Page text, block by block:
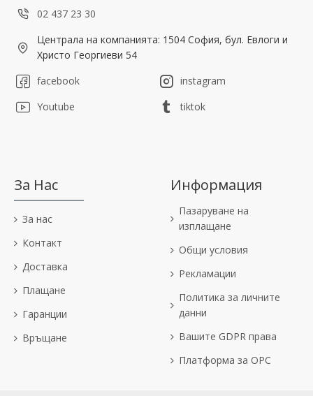
02 437 23 30
Централа на компанията: 1504 София, бул. Евлоги и
Христо Георгиеви 54
facebook
instagram
Youtube
tiktok
За Нас
За нас
Контакт
Доставка
Плащане
Гаранции
Връщане
Информация
Пазаруване на
изплащане
Общи условия
Рекламации
Политика за личните
данни
Вашите GDPR права
Платформа за OPC